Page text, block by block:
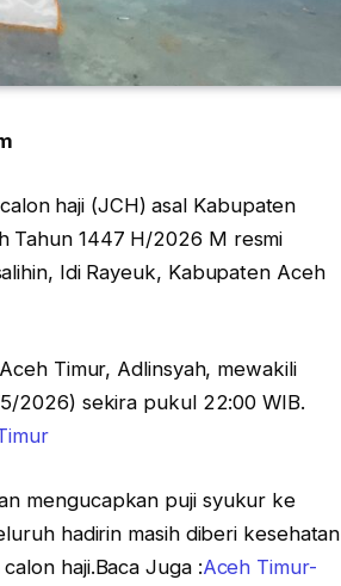
haji (JCH) asal Kabupaten
Tahun 1447 H/2026 M resmi
Idi Rayeuk, Kabupaten Aceh
Timur, Adlinsyah, mewakili
2026) sekira pukul 22:00 WIB.
mengucapkan puji syukur ke
hadirin masih diberi kesehatan
haji.Baca Juga :Aceh Timur-